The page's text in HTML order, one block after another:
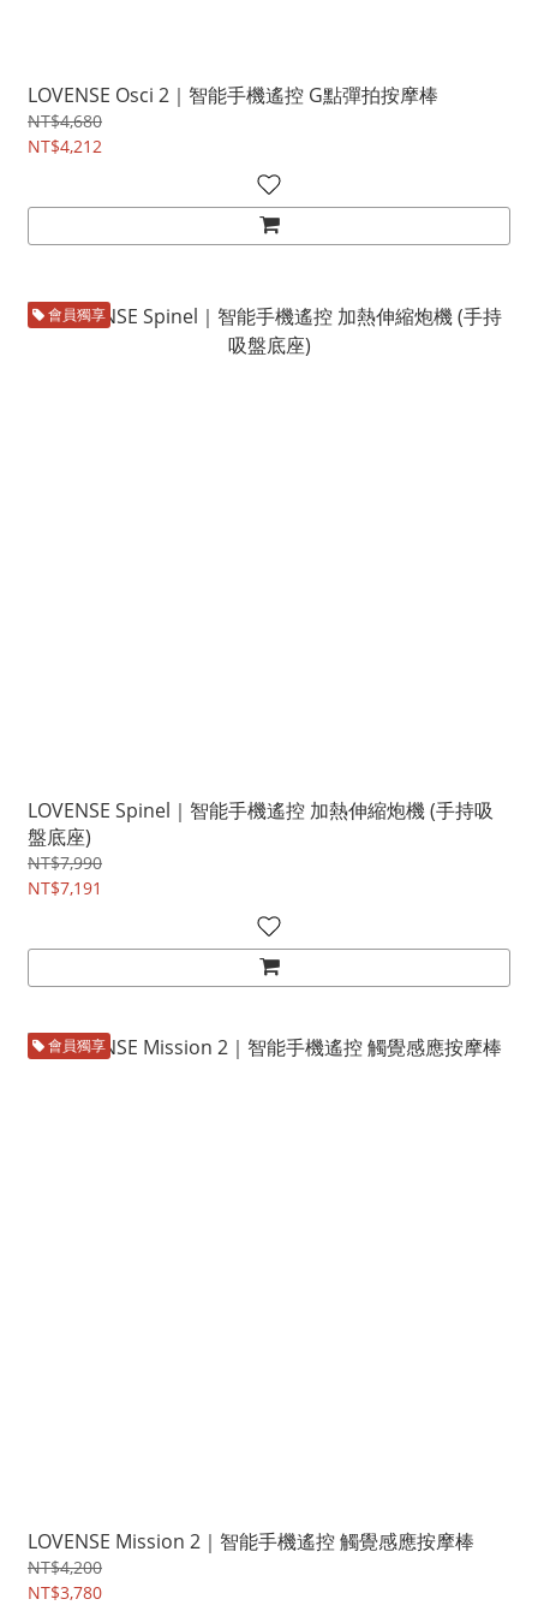
LOVENSE Osci 2｜智能手機遙控 G點彈拍按摩棒
NT$4,680
NT$4,212
會員獨享
LOVENSE Spinel｜智能手機遙控 加熱伸縮炮機 (手持吸
盤底座)
NT$7,990
NT$7,191
會員獨享
LOVENSE Mission 2｜智能手機遙控 觸覺感應按摩棒
NT$4,200
NT$3,780